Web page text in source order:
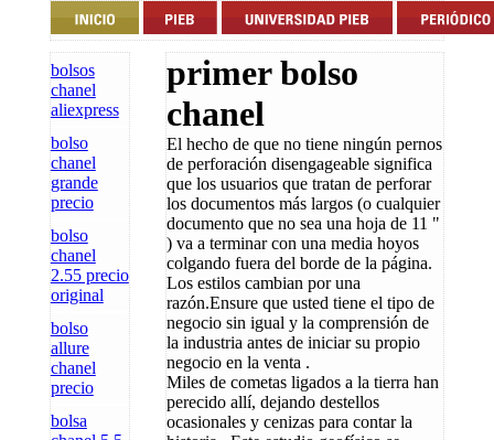
bolsos
chanel
aliexpress
bolso
chanel
grande
precio
bolso
chanel
2.55 precio
original
bolso
allure
chanel
precio
bolsa
primer bolso
chanel
El hecho de que no tiene ningún pernos
de perforación disengageable significa
que los usuarios que tratan de perforar
los documentos más largos (o cualquier
documento que no sea una hoja de 11 "
) va a terminar con una media hoyos
colgando fuera del borde de la página.
Los estilos cambian por una
razón.Ensure que usted tiene el tipo de
negocio sin igual y la comprensión de
la industria antes de iniciar su propio
negocio en la venta .
Miles de cometas ligados a la tierra han
perecido allí, dejando destellos
ocasionales y cenizas para contar la